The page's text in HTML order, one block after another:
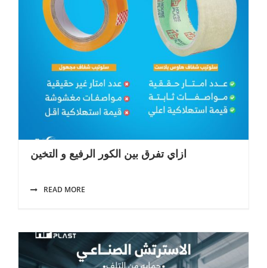
ازاي تفرق بين الكور الرفيع و التخين
READ MORE